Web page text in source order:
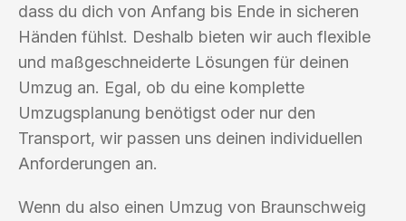
dass du dich von Anfang bis Ende in sicheren
Händen fühlst. Deshalb bieten wir auch flexible
und maßgeschneiderte Lösungen für deinen
Umzug an. Egal, ob du eine komplette
Umzugsplanung benötigst oder nur den
Transport, wir passen uns deinen individuellen
Anforderungen an.
Wenn du also einen Umzug von Braunschweig